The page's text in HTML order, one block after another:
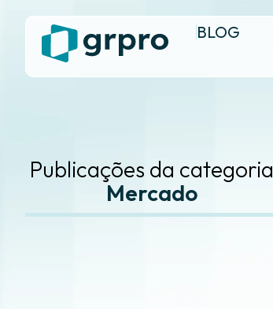
BLOG
Publicações da categoria
Mercado